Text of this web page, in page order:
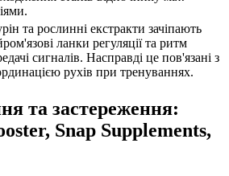
та рослинні екстракти зачіпають
ланки регуляції та ритм
сигналів. Насправді це пов'язані з
рухів при тренуваннях.
та застереження:
Snap Supplements,